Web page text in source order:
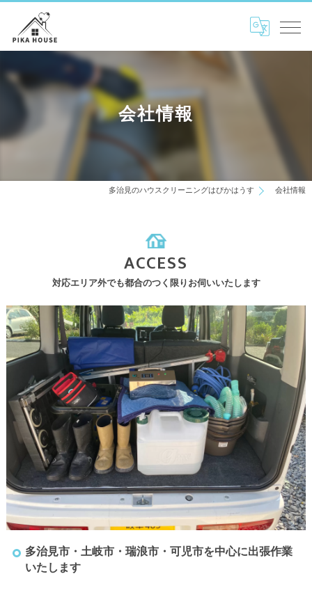
会社情報
多治見のハウスクリーニングはぴかはうす 会社情報
対応エリア外でも都合のつく限りお伺いいたします
ACCESS
多治見市・土岐市・瑞浪市・可児市を中心に出張作業
いたします